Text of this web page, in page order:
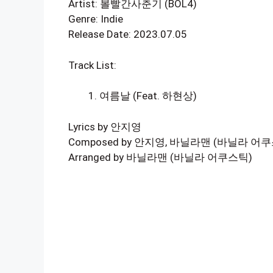
Artist: 볼빨간사춘기 (BOL4)
Genre: Indie
Release Date: 2023.07.05
Track List:
여름날 (Feat. 하현상)
Lyrics by 안지영
Composed by 안지영, 바닐라맨 (바닐라 어
Arranged by 바닐라맨 (바닐라 어쿠스틱)